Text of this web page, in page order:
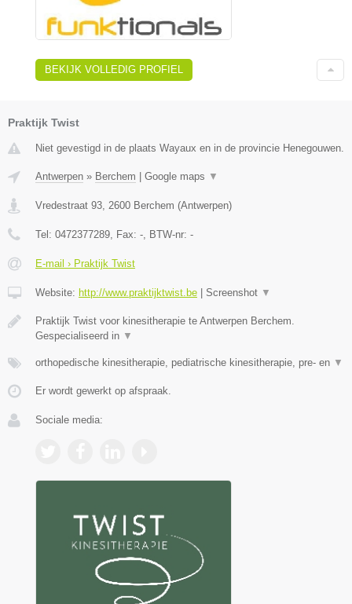
BEKIJK VOLLEDIG PROFIEL
Praktijk Twist
Niet gevestigd in de plaats Wayaux en in de provincie Henegouwen.
Antwerpen » Berchem | Google maps ▼
Vredestraat 93 2600 Berchem (Antwerpen)
Tel: 0472377289 , Fax: - , BTW-nr: -
E-mail › Praktijk Twist
Website: http://www.praktijktwist.be | Screenshot ▼
Praktijk Twist voor kinesitherapie te Antwerpen Berchem.
Gespecialiseerd in ▼
orthopedische kinesitherapie, pediatrische kinesitherapie, pre- en ▼
Er wordt gewerkt op afspraak.
Sociale media: